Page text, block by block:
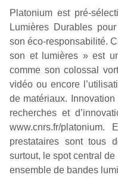
Platonium est pré-
Lumières Durables
son éco-responsabilité.
son et lumières » est
comme son colossal
vidéo ou encore
de matériaux.
recherches et
www.cnrs.fr/platonium.
prestataires sont tous
surtout, le spot central
ensemble de bandes